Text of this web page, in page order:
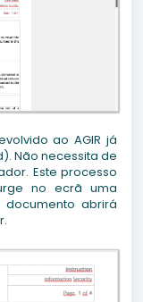
ao AGIR já
Não necessita de
Este processo
no ecrã uma
abrirá